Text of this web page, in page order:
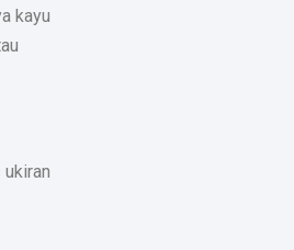
kayu